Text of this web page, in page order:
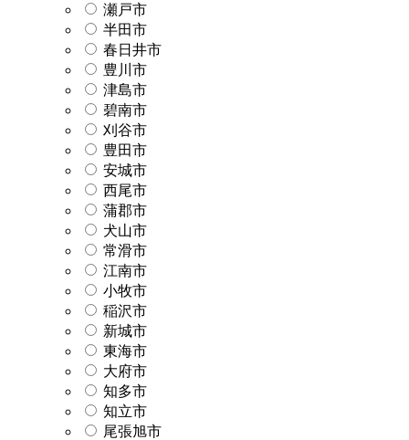
瀬戸市
半田市
春日井市
豊川市
津島市
碧南市
刈谷市
豊田市
安城市
西尾市
蒲郡市
犬山市
常滑市
江南市
小牧市
稲沢市
新城市
東海市
大府市
知多市
知立市
尾張旭市